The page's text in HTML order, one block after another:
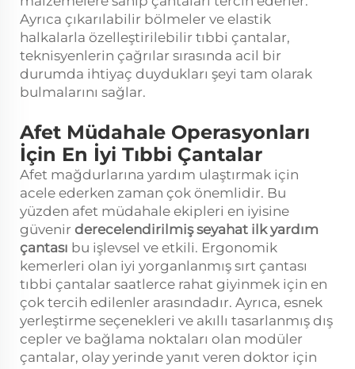
Ayrıca çıkarılabilir bölmeler ve elastik
halkalarla özelleştirilebilir tıbbi çantalar,
teknisyenlerin çağrılar sırasında acil bir
durumda ihtiyaç duydukları şeyi tam olarak
bulmalarını sağlar.
Afet Müdahale Operasyonları
İçin En İyi Tıbbi Çantalar
Afet mağdurlarına yardım ulaştırmak için
acele ederken zaman çok önemlidir. Bu
yüzden afet müdahale ekipleri en iyisine
güvenir derecelendirilmişseyahat ilk yardım
çantası bu işlevsel ve etkili. Ergonomik
kemerleri olan iyi yorganlanmış sırt çantası
tıbbi çantalar saatlerce rahat giyinmek için en
çok tercih edilenler arasındadır. Ayrıca, esnek
yerleştirme seçenekleri ve akıllı tasarlanmış dış
cepler ve bağlama noktaları olan modüler
çantalar, olay yerinde yanıt veren doktor için